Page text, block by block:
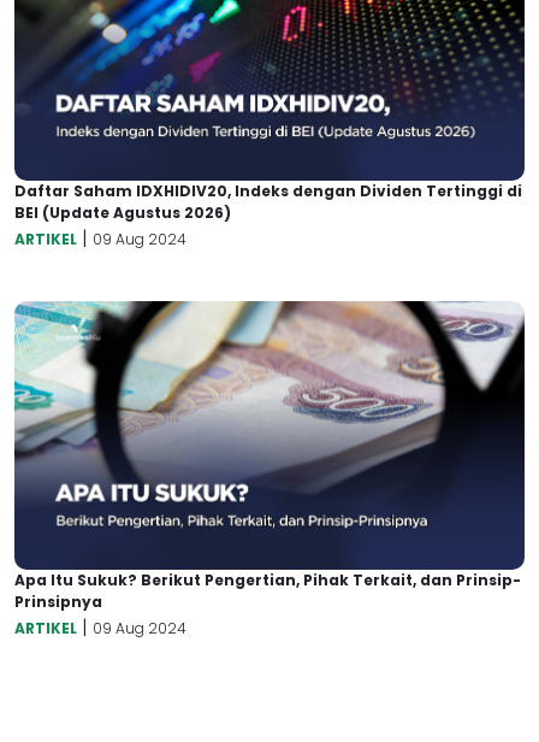
Daftar Saham IDXHIDIV20, Indeks dengan Dividen Tertinggi di
BEI (Update Agustus 2026)
ARTIKEL | 09 Aug 2024
Apa Itu Sukuk? Berikut Pengertian, Pihak Terkait, dan Prinsip-
Prinsipnya
ARTIKEL | 09 Aug 2024